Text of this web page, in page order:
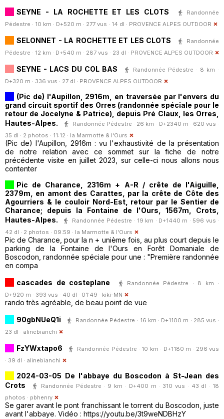
SEYNE - LA ROCHETTE ET LES CLOTS
Randonnée
Pédestre · 10 km · D+520 m · 277 vus · 14 dl · PROVENCE ALPES OUTDOOR
SELONNET - LA ROCHETTE ET LES CLOTS
Randonnée
Pédestre · 12 km · D+540 m · 287 vus · 23 dl · PROVENCE ALPES OUTDOOR
SEYNE - LACS DU COL BAS
Randonnée Pédestre · 8 km ·
D+320 m · 336 vus · 27 dl · PROVENCE ALPES OUTDOOR
(Pic de) l'Aupillon, 2916m, en traversée par l'envers du
grand circuit sportif des Orres (randonnée spéciale pour le
retour de Jocelyne & Patrice), depuis Pré Claux, les Orres,
Hautes-Alpes.
Randonnée Pédestre · 26 km · D+2340 m · 620 vus ·
35 dl · 2 photos · 11:12 · la Marmotte & l'Ours
(Pic de) l'Aupillon, 2916m : vu l'exhaustivité de la présentation
de notre relation avec ce sommet sur la fiche de notre
précédente visite en juillet 2023, sur celle-ci nous allons nous
contenter
Pic de Charance, 2316m + A-R / crête de l'Aiguille,
2379m, en amont des Carattes, par la crête de Côte des
Agourriers & le couloir Nord-Est, retour par le Sentier de
Charance; depuis la Fontaine de l'Ours, 1567m, Crots,
Hautes-Alpes.
Randonnée Pédestre · 19 km · D+1440 m · 596 vus ·
42 dl · 2 photos · 09:59 · la Marmotte & l'Ours
Pic de Charance, pour la n + unième fois, au plus court depuis le
parking de la Fontaine de l'Ours en Forêt Domaniale de
Boscodon, randonnée spéciale pour une : "Première randonnée
en compa
cascades de costeplane
Randonnée Pédestre · 8 km ·
D+920 m · 393 vus · 40 dl · 01:49 · kiki-MN
rando très agréable, de beau point de vue
90gbNUeQ1i
Randonnée Pédestre · 16 km · D+1100 m · 285 vus ·
23 dl · alinebianchi
FzYWxtapo6
Randonnée Pédestre · 10 km · D+1180 m · 296 vus
· 39 dl · alinebianchi
2024-03-05 De l'abbaye du Boscodon à St-Jean des
Crots
Randonnée Pédestre · 9 km · D+400 m · 310 vus · 43 dl · 18
photos · pbhenry
Se garer avant le pont franchissant le torrent du Boscodon, juste
avant l'abbaye. Vidéo : https://youtu.be/3t9weNDBHzY